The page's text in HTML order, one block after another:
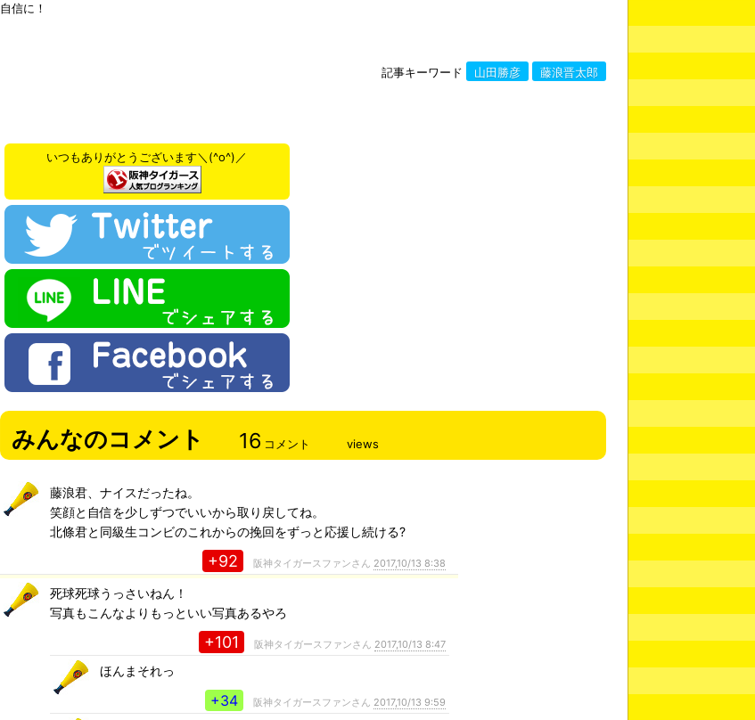
自信に！
記事キーワード 山田勝彦 藤浪晋太郎
いつもありがとうございます＼(^o^)／
みんなのコメント 16 コメント views
藤浪君、ナイスだったね。
笑顔と自信を少しずつでいいから取り戻してね。
北條君と同級生コンビのこれからの挽回をずっと応援し続ける?
+92 阪神タイガースファンさん 2017,10/13 8:38
死球死球うっさいねん！
写真もこんなよりもっといい写真あるやろ
+101 阪神タイガースファンさん 2017,10/13 8:47
ほんまそれっ
+34 阪神タイガースファンさん 2017,10/13 9:59